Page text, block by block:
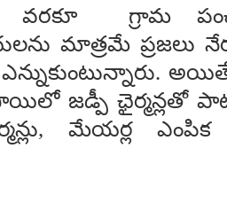
వరకూ గ్రామ
మాత్రమే ప్రజలు
జడ్పీ ఛైర్మన్లతో
మేయర్ల ఎంపిక